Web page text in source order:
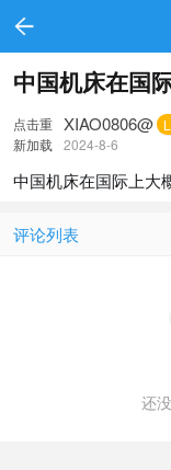
中国机床在国
点击重
新加载
XIAO0806@
2024-8-6
中国机床在国际上大
评论列表
还